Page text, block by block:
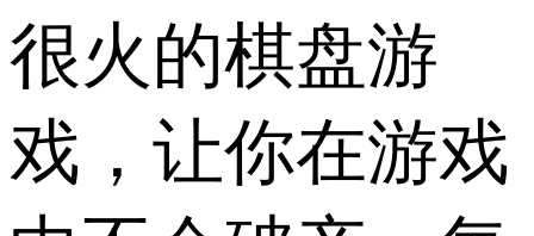
很火的棋盘游
戏，让你在游戏